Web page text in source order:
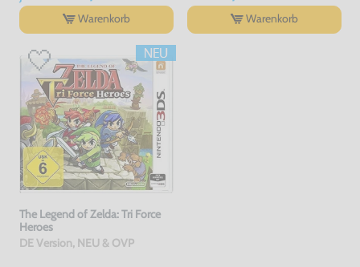
Warenkorb Warenkorb
The Legend of Zelda: Tri Force
Heroes
DE Version, NEU & OVP